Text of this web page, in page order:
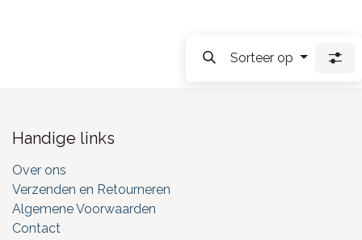
Sorteer op
Handige links
Over ons
Verzenden en Retourneren
Algemene Voorwaarden
Contact